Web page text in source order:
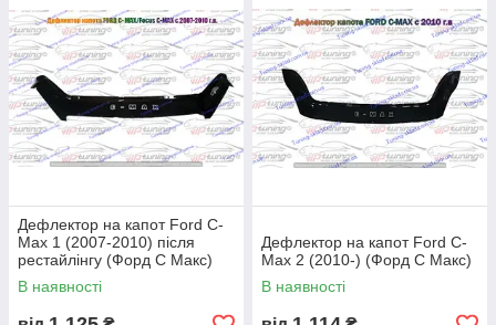
Дефлектор на капот Ford C-
Max 1 (2007-2010) після
рестайлінгу (Форд С Макс)
В наявності
Дефлектор на капот Ford C-
Max 2 (2010-) (Форд С Макс)
В наявності